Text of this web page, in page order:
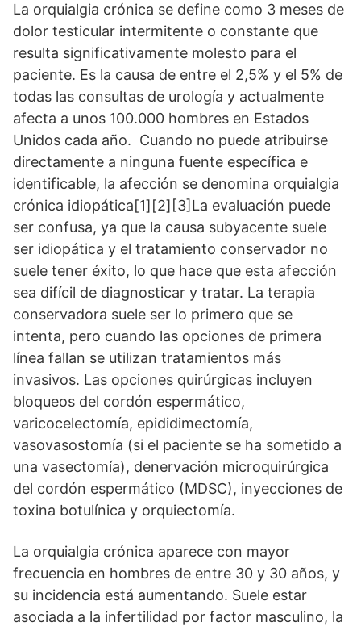
La orquialgia crónica se define como 3 meses de
dolor testicular intermitente o constante que
resulta significativamente molesto para el
paciente. Es la causa de entre el 2,5% y el 5% de
todas las consultas de urología y actualmente
afecta a unos 100.000 hombres en Estados
Unidos cada año. Cuando no puede atribuirse
directamente a ninguna fuente específica e
identificable, la afección se denomina orquialgia
crónica idiopática[1][2][3]La evaluación puede
ser confusa, ya que la causa subyacente suele
ser idiopática y el tratamiento conservador no
suele tener éxito, lo que hace que esta afección
sea difícil de diagnosticar y tratar. La terapia
conservadora suele ser lo primero que se
intenta, pero cuando las opciones de primera
línea fallan se utilizan tratamientos más
invasivos. Las opciones quirúrgicas incluyen
bloqueos del cordón espermático,
varicocelectomía, epididimectomía,
vasovasostomía (si el paciente se ha sometido a
una vasectomía), denervación microquirúrgica
del cordón espermático (MDSC), inyecciones de
toxina botulínica y orquiectomía.
La orquialgia crónica aparece con mayor
frecuencia en hombres de entre 30 y 30 años, y
su incidencia está aumentando. Suele estar
asociada a la infertilidad por factor masculino, la